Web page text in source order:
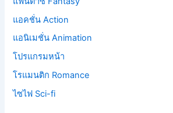
แอคชั่น Action
แอนิเมชั่น Animation
โปรแกรมหน้า
โรแมนติก Romance
ไซไฟ Sci-fi